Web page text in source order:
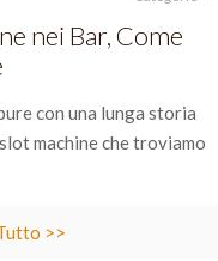
nei Bar, Come
con una lunga storia
machine che troviamo
>>